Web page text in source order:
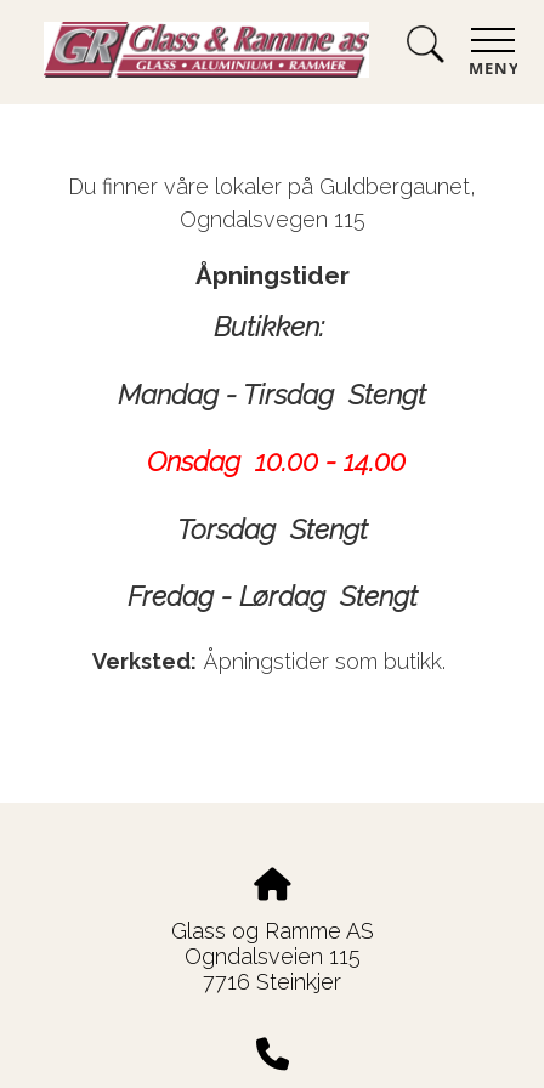
MENY
Du finner våre lokaler på Guldbergaunet,
Ogndalsvegen 115
Åpningstider
Butikken:
Mandag - Tirsdag Stengt
Onsdag 10.00 - 14.00
Torsdag Stengt
Fredag - Lørdag Stengt
Verksted: Åpningstider som butikk.
Glass og Ramme AS
Ogndalsveien 115
7716 Steinkjer